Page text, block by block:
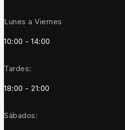
Lunes a Viernes
10:00 - 14:00
Tardes:
18:00 - 21:00
Sábados: